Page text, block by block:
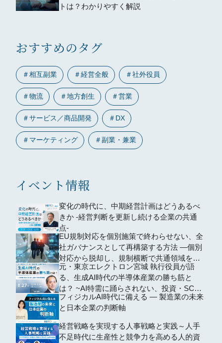
トは？わかりやすく解説
おすすめのタグ
＃相互副業 ＃経営全般 ＃社外役員
＃物流 ＃地方創生 ＃営業
＃サービス／商品開発 ＃ DX
＃ マーケティング ＃副業・兼業
イベント情報
変化の時代に、中期経営計画はどうあるべ
きか -経営判断を更新し続ける企業の共通
点-
EU規制対応を個別施策で終わらせない、全
社ガバナンスとして再構築する方法 ―個別
対応から脱却し、規制横断で共通領域を再
編するための全社設計―
元・東京エレクトロン宮城 執行役員が語
る、生成AI時代の半導体産業の勝ち筋と
は？ ~AI特需に踊らされない、投資・SCM
の判断軸~
フィジカルAI時代に備える ― 製造業の未来
と日本企業の判断軸
経営戦略を実現する人事戦略と実践～人手
不足時代に生産性と競争力を高める人的資